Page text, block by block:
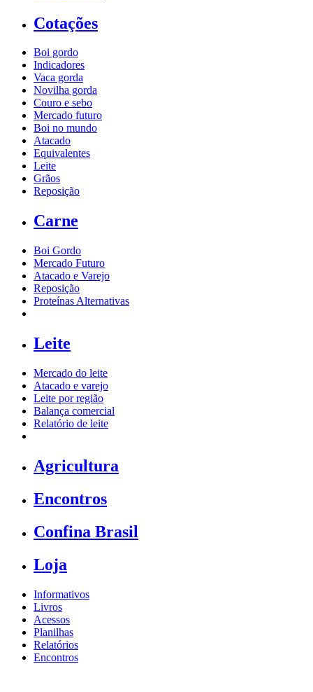
Cotações
Boi gordo
Indicadores
Vaca gorda
Novilha gorda
Couro e sebo
Mercado futuro
Boi no mundo
Atacado
Equivalentes
Leite
Grãos
Reposição
Carne
Boi Gordo
Mercado Futuro
Atacado e Varejo
Reposição
Proteínas Alternativas
Leite
Mercado do leite
Atacado e varejo
Leite por região
Balança comercial
Relatório de leite
Agricultura
Encontros
Confina Brasil
Loja
Informativos
Livros
Acessos
Planilhas
Relatórios
Encontros